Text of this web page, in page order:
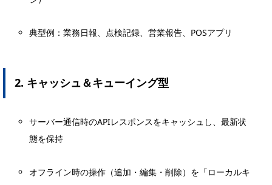
典型例：業務日報、点検記録、営業報告、POSアプリ
2. キャッシュ＆キューイング型
サーバー通信時のAPIレスポンスをキャッシュし、最新状
態を保持
オフライン時の操作（追加・編集・削除）を「ローカルキ